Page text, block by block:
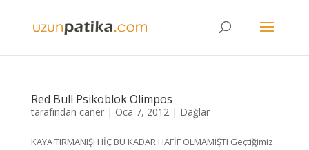
Red Bull Psikoblok Olimpos
tarafından caner| Oca 7, 2012| Dağlar
KAYA TIRMANIŞI HİÇ BU KADAR HAFİF OLMAMIŞTI Geçtiğimiz